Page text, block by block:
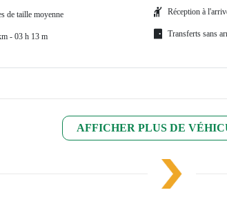
de taille moyenne
- 03 h 13 m
Réception à
Transferts sans
AFFICHER PLUS DE